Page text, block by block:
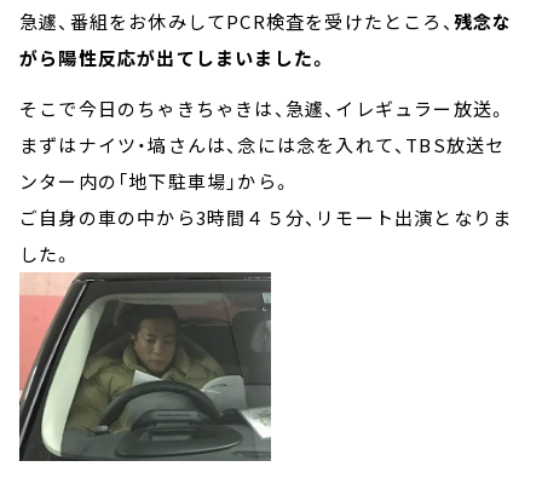
急遽、番組をお休みしてPCR検査を受けたところ、残念な
がら陽性反応が出てしまいました。
そこで今日のちゃきちゃきは、急遽、イレギュラー放送。
まずはナイツ・塙さんは、念には念を入れて、TBS放送セ
ンター内の「地下駐車場」から。
ご自身の車の中から3時間４５分、リモート出演となりま
した。